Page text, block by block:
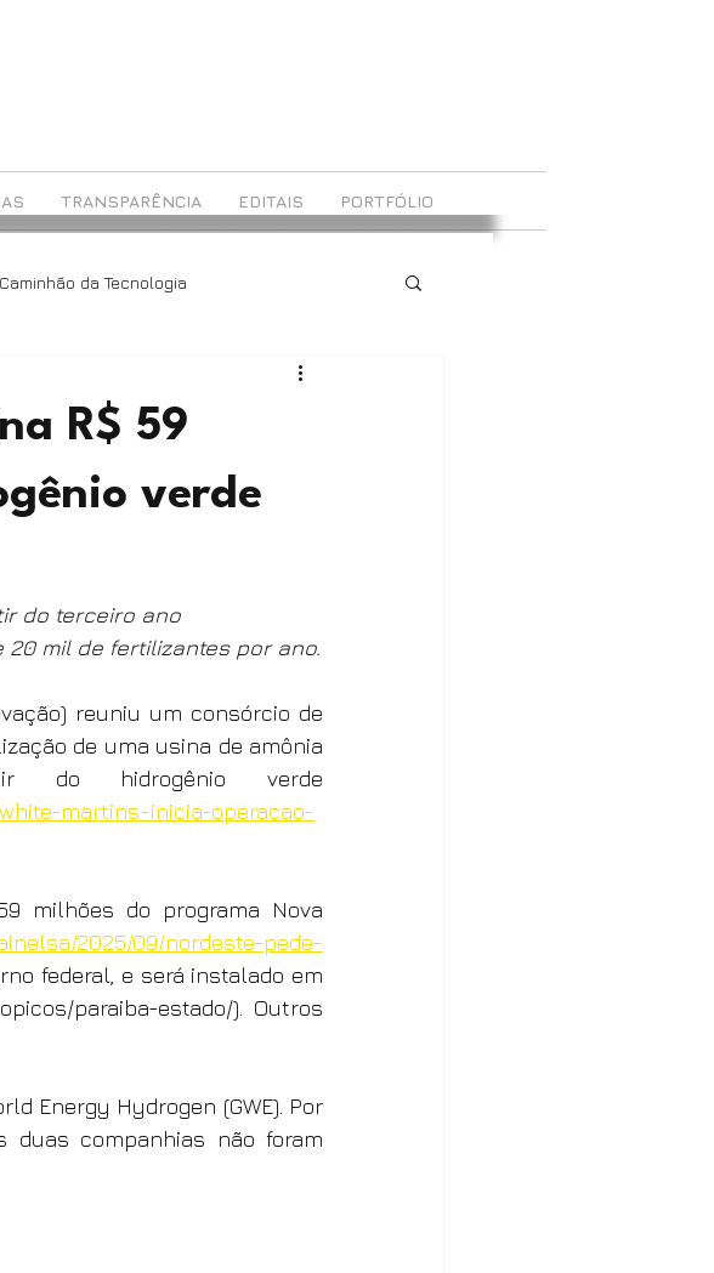
TRANSPARÊNCIA EDITAIS PORTFÓLIO
Caminhão da Tecnologia
R$ 59
verde
do terceiro ano
mil de fertilizantes por ano.
reuniu um consórcio de
de uma usina de amônia
do hidrogênio verde
martins-inicia-operacao-
milhões do programa Nova
2025/09/nordeste-pede-
federal, e será instalado em
paraiba-estado/). Outros
Energy Hydrogen (GWE). Por
duas companhias não foram